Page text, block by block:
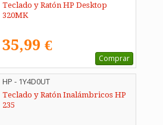
Teclado y Ratón HP Desktop
320MK
35,99 €
Comprar
HP - 1Y4D0UT
Teclado y Ratón Inalámbricos HP
235